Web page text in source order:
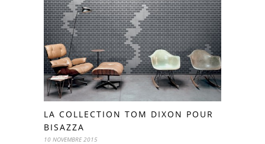
LA COLLECTION TOM DIXON POUR
BISAZZA
10 NOVEMBRE 2015